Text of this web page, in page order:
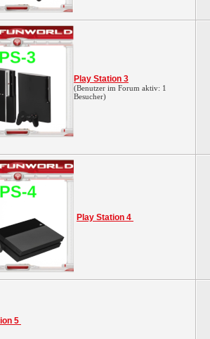
Play Station 3
(Benutzer im Forum aktiv: 1
Besucher)
Play Station 4
5